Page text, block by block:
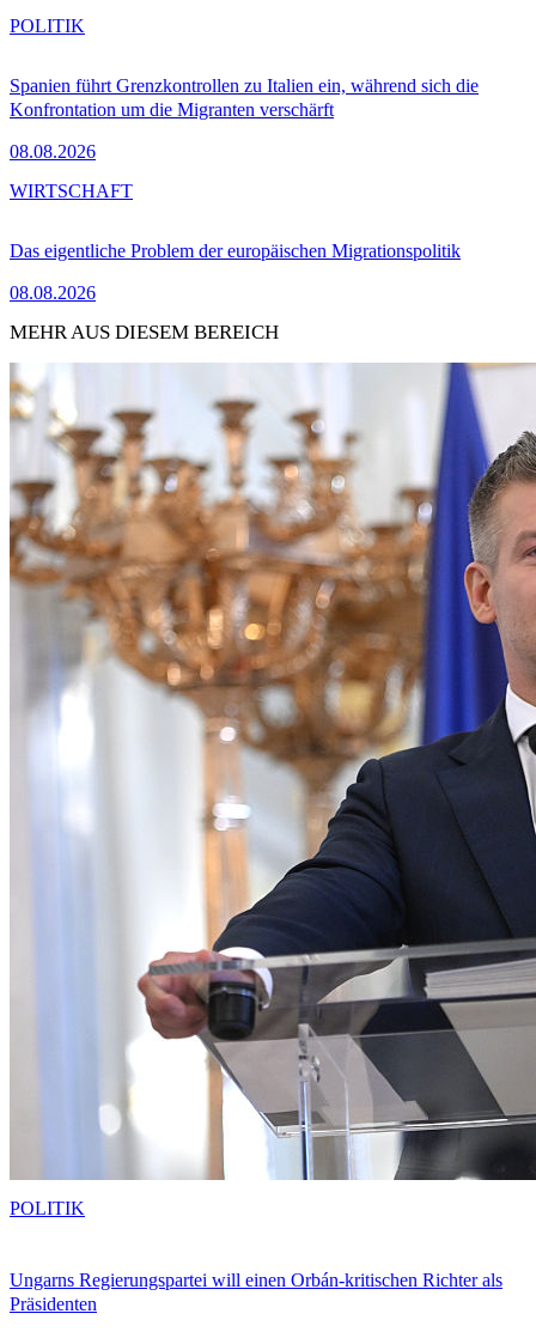
Spanien führt Grenzkontrollen zu Italien ein, während sich die
Konfrontation um die Migranten verschärft
08.08.2026
POLITIK
Das eigentliche Problem der europäischen Migrationspolitik
08.08.2026
WIRTSCHAFT
MEHR AUS DIESEM BEREICH
Ungarns Regierungspartei will einen Orbán-kritischen Richter als
Präsidenten
POLITIK